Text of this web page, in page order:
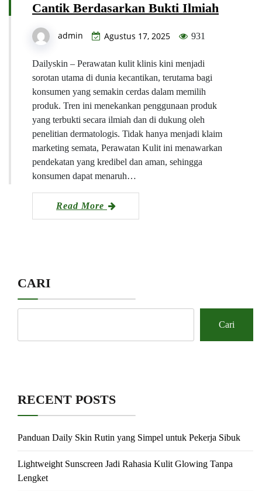
Cantik Berdasarkan Bukti Ilmiah
admin Agustus 17, 2025 931
Dailyskin – Perawatan kulit klinis kini menjadi
sorotan utama di dunia kecantikan, terutama bagi
konsumen yang semakin cerdas dalam memilih
produk. Tren ini menekankan penggunaan produk
yang terbukti secara ilmiah dan di dukung oleh
penelitian dermatologis. Tidak hanya menjadi klaim
marketing semata, Perawatan Kulit ini menawarkan
pendekatan yang kredibel dan aman, sehingga
konsumen dapat menaruh…
Read More
CARI
Cari
RECENT POSTS
Panduan Daily Skin Rutin yang Simpel untuk Pekerja Sibuk
Lightweight Sunscreen Jadi Rahasia Kulit Glowing Tanpa
Lengket